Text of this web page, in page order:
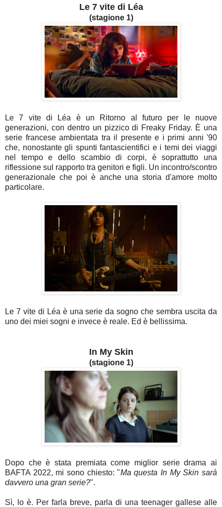
Le 7 vite di Léa
(stagione 1)
Le 7 vite di Léa è un Ritorno al futuro per le nuove
generazioni, con dentro un pizzico di Freaky Friday. È una
serie francese ambientata tra il presente e i primi anni '90
che, nonostante gli spunti fantascientifici e i temi dei viaggi
nel tempo e dello scambio di corpi, è soprattutto una
riflessione sul rapporto tra genitori e figli. Un incontro/scontro
generazionale che poi è anche una storia d'amore molto
particolare.
Le 7 vite di Léa è una serie da sogno che sembra uscita da
uno dei miei sogni e invece è reale. Ed è bellissima.
In My Skin
(stagione 1)
Dopo che è stata premiata come miglior serie drama ai
BAFTA 2022, mi sono chiesto: "Ma questa In My Skin sarà
davvero una gran serie?".
Sì, lo è. Per farla breve, parla di una teenager gallese alle